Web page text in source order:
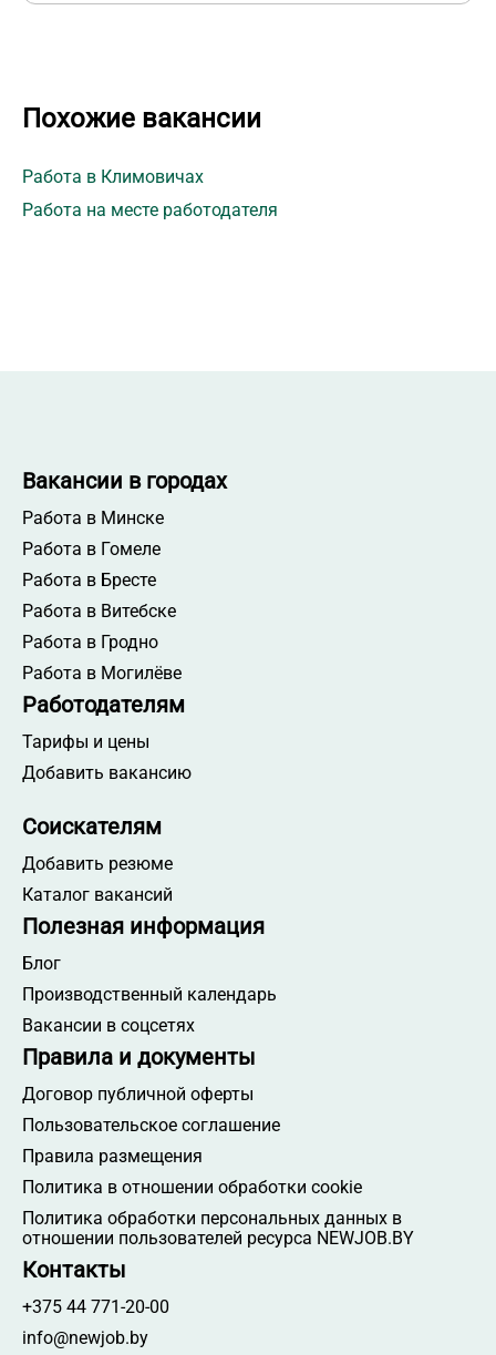
Похожие вакансии
Работа в Климовичах
Работа на месте работодателя
Вакансии в городах
Работа в Минске
Работа в Гомеле
Работа в Бресте
Работа в Витебске
Работа в Гродно
Работа в Могилёве
Работодателям
Тарифы и цены
Добавить вакансию
Соискателям
Добавить резюме
Каталог вакансий
Полезная информация
Блог
Производственный календарь
Вакансии в соцсетях
Правила и документы
Договор публичной оферты
Пользовательское соглашение
Правила размещения
Политика в отношении обработки cookie
Политика обработки персональных данных в
отношении пользователей ресурса NEWJOB.BY
Контакты
+375 44 771-20-00
info@newjob.by